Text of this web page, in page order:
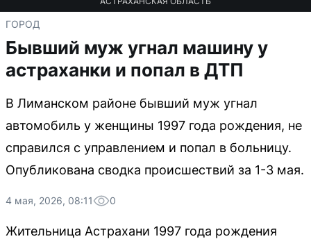
ГОРОД
Бывший муж угнал машину у
астраханки и попал в ДТП
В Лиманском районе бывший муж угнал
автомобиль у женщины 1997 года рождения, не
справился с управлением и попал в больницу.
Опубликована сводка происшествий за 1-3 мая.
4 мая, 2026, 08:11 0
Жительница Астрахани 1997 года рождения